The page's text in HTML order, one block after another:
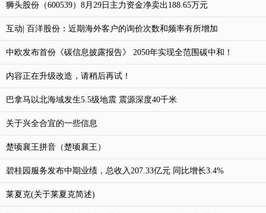
狮头股份（600539）8月29日主力资金净卖出188.65万元
互动| 百洋股份：近期海外客户的询价次数和频率有所增加
中欧发布首份《碳信息披露报告》 2050年实现全范围碳中和！
内容正在升级改造，请稍后再试！
巴拿马以北海域发生5.5级地震 震源深度40千米
关于兴全合宜的一些信息
楚顷襄王拼音（楚顷襄王）
碧桂园服务发布中期业绩，总收入207.33亿元 同比增长3.4%
莱夏克(关于莱夏克简述)